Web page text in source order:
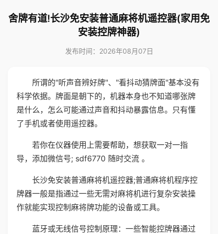
舍牌有道!长沙免安装普通麻将机遥控器(家用免
安装控牌神器)
发布时间：2026年08月07日
所谓的"听声音辨好牌"、"看抖动猜牌面"基本没有
科学依据。牌面是朝下的，机器本身也不知道哪张牌
是什么，怎么可能通过声音和抖动暴露信息。只有懂
了手机或者使用遥控器。
若你在仪器使用上需要帮助，想获取一对一指
导，添加微信号; sdf6770 随时交流 。
长沙免安装普通麻将机遥控器;普通麻将机程序控
牌器一般是指通过一些无需对麻将机进行复杂安装操
作就能实现控制麻将牌功能的设备或工具。
蓝牙或无线信号控制原理：一些智能控牌器通过